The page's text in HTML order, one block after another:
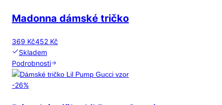
Madonna dámské tričko
369 Kč452 Kč
Skladem
Podrobnosti
-26%